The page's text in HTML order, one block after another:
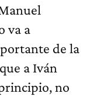
va a
de la
a Iván
no